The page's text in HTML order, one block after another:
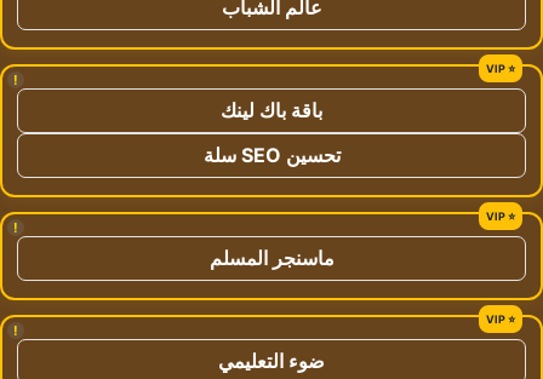
عالم الشباب
!
باقة باك لينك
تحسين SEO سلة
!
ماسنجر المسلم
!
ضوء التعليمي